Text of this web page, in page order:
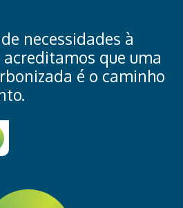
necessidades à
que uma
é o caminho